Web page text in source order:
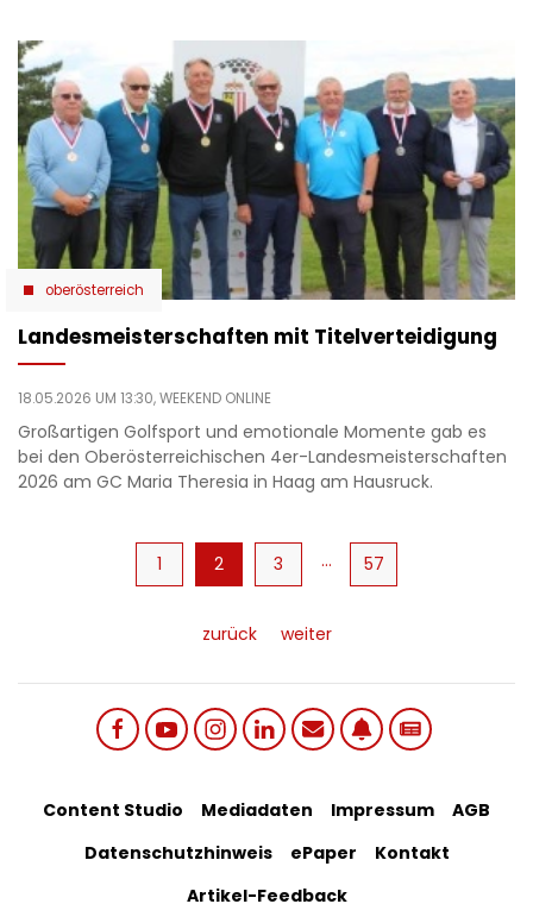
oberösterreich
Landesmeisterschaften mit Titelverteidigung
18.05.2026 UM 13:30,WEEKEND ONLINE
Großartigen Golfsport und emotionale Momente gab es
bei den Oberösterreichischen 4er-Landesmeisterschaften
2026 am GC Maria Theresia in Haag am Hausruck.
Seitennummerierung
1
Aktuelle
Seite
2 Page
3 … 57
zurück weiter
links
menu
Footer
Bottom
Content Studio Mediadaten Impressum
AGB
Datenschutzhinweis
ePaper
Kontakt
Artikel-Feedback